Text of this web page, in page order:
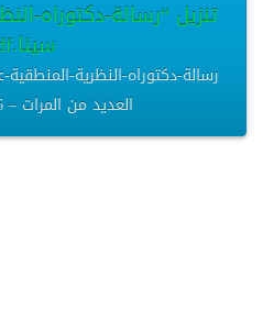
تنزيل “رسالة-دكتوراه-
سينا.pdf”
العديد من المرات – 993.66 كيلوبايت